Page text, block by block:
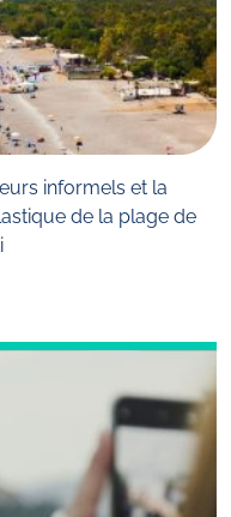
informels et la
de la plage de